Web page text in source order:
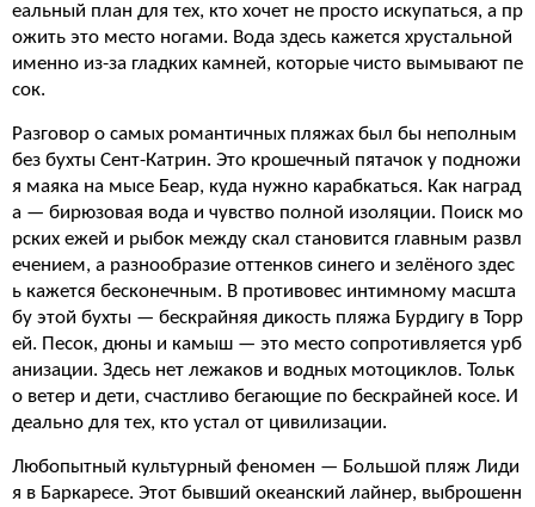
еальный план для тех, кто хочет не просто искупаться, а пр
ожить это место ногами. Вода здесь кажется хрустальной
именно из-за гладких камней, которые чисто вымывают пе
сок.
Разговор о самых романтичных пляжах был бы неполным
без бухты Сент-Катрин. Это крошечный пятачок у подножи
я маяка на мысе Беар, куда нужно карабкаться. Как наград
а — бирюзовая вода и чувство полной изоляции. Поиск мо
рских ежей и рыбок между скал становится главным развл
ечением, а разнообразие оттенков синего и зелёного здес
ь кажется бесконечным. В противовес интимному масшта
бу этой бухты — бескрайняя дикость пляжа Бурдигу в Торр
ей. Песок, дюны и камыш — это место сопротивляется урб
анизации. Здесь нет лежаков и водных мотоциклов. Тольк
о ветер и дети, счастливо бегающие по бескрайней косе. И
деально для тех, кто устал от цивилизации.
Любопытный культурный феномен — Большой пляж Лиди
я в Баркаресе. Этот бывший океанский лайнер, выброшенн